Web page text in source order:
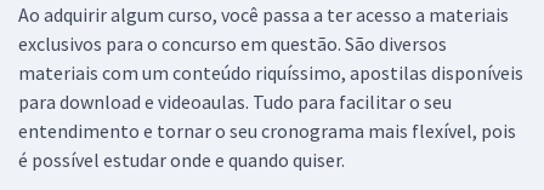
Ao adquirir algum curso, você passa a ter acesso a materiais
exclusivos para o concurso em questão. São diversos
materiais com um conteúdo riquíssimo, apostilas disponíveis
para download e videoaulas. Tudo para facilitar o seu
entendimento e tornar o seu cronograma mais flexível, pois
é possível estudar onde e quando quiser.